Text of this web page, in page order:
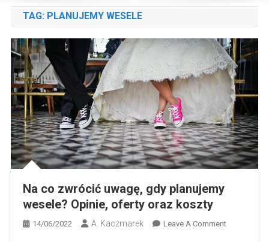
TAG: PLANUJEMY WESELE
Na co zwrócić uwagę, gdy planujemy
wesele? Opinie, oferty oraz koszty
14/06/2022 A. Kaczmarek Leave A CommentOn